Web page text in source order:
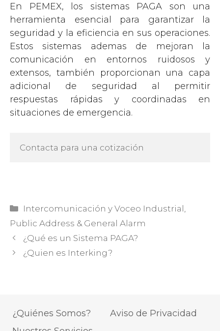
En PEMEX, los sistemas PAGA son una
herramienta esencial para garantizar la
seguridad y la eficiencia en sus operaciones.
Estos sistemas ademas de mejoran la
comunicación en entornos ruidosos y
extensos, también proporcionan una capa
adicional de seguridad al permitir
respuestas rápidas y coordinadas en
situaciones de emergencia.
Contacta para una cotización
Categorías
Intercomunicación y Voceo Industrial
Public Address & General Alarm
¿Qué es un Sistema PAGA?
¿Quien es Interking?
¿Quiénes Somos?
Aviso de Privacidad